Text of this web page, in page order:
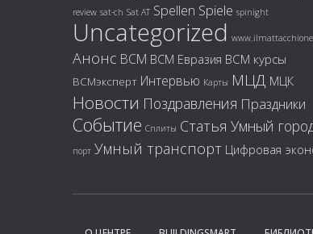
review sat-ch Sat AT Spellen Spiele spinight
Uncategorized
Анонс ВСМ ВСМ Евразия ВСМ курсы
ВСМэксперт Интервью Карты МЦД МЦК
Новости Поздравления Праздники
Событие Сплиты Статья Умный
порт Умный транспорт Цифровая